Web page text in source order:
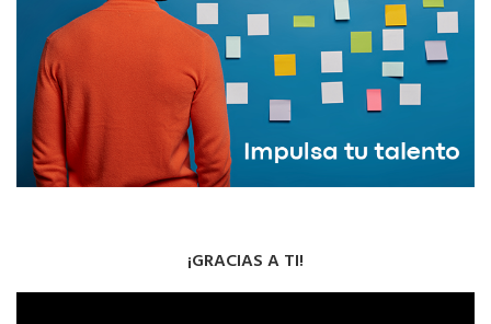
¡GRACIAS A TI!